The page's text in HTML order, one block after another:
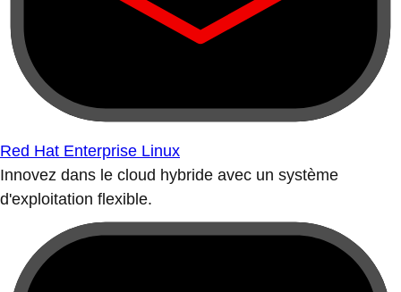
Red Hat Enterprise Linux
Innovez dans le cloud hybride avec un système
d'exploitation flexible.